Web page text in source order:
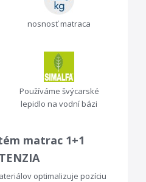
nosnosť matraca
Používáme švýcarské
lepidlo na vodní bázi
matrac 1+1
optimalizuje pozíciu